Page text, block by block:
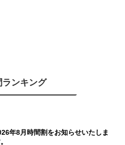
ランキング
年8月時間割をお知らせいたしま